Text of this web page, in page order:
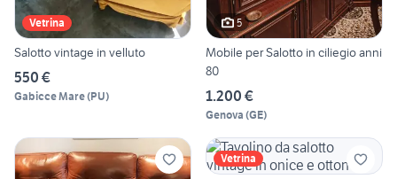
Vetrina
Salotto vintage in velluto
550 €
Gabicce Mare(PU)
5
Mobile per Salotto in ciliegio anni
80
1.200 €
Genova (GE)
Vetrina